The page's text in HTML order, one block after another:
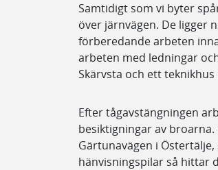
Samtidigt som vi byter
över järnvägen. De ligger
förberedande arbeten
arbeten med ledningar
Skärvsta och ett
Efter tågavstängningen
besiktigningar av
Gärtunavägen i
hänvisningspilar så hittar